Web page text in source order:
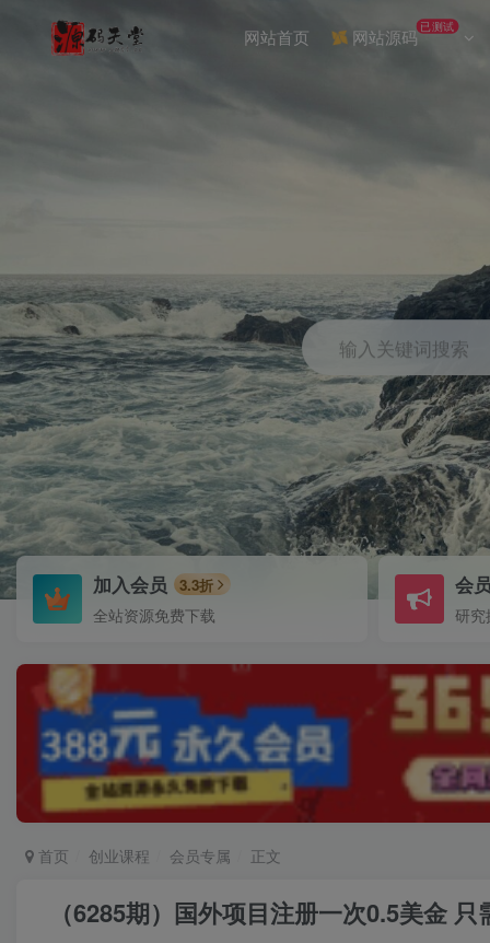
网站首页 网站源码已测试
输入关键词搜索
加入会员 3.3折
全站资源免费下载
会
研究
首页 创业课程 会员专属 正文
（6285期）国外项目注册一次0.5美金